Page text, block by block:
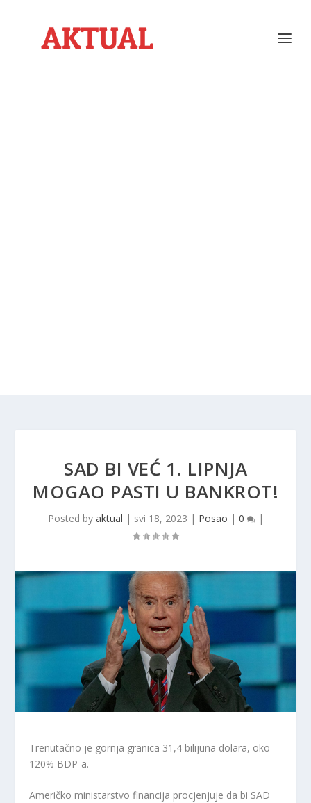
SAD BI VEĆ 1. LIPNJA
MOGAO PASTI U BANKROT!
Posted by aktual | svi 18, 2023 | Posao | 0 |
Trenutačno je gornja granica 31,4 bilijuna dolara, oko
120% BDP-a.
Američko ministarstvo financija procjenjuje da bi SAD